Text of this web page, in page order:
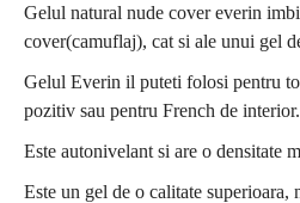
Gelul natural nude cover everin
cover(camuflaj), cat si ale unui gel
Gelul Everin il puteti folosi pentru
pozitiv sau pentru French de interior.
Este autonivelant si are o densitate
Este un gel de o calitate superioara,